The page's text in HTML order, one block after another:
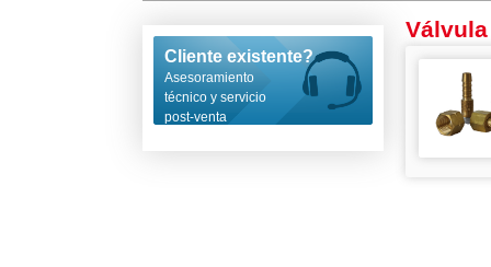
Cliente existente?
Asesoramiento
técnico y servicio
post-venta